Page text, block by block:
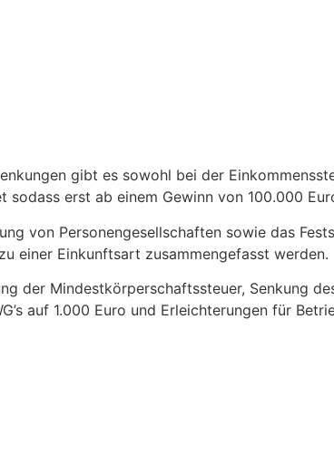
gibt es sowohl bei der
erst ab einem Gewinn von 100.000
von Personengesellschaften sowie das
einer Einkunftsart zusammengefasst werden.
der Mindestkörperschaftssteuer, Senkung
auf 1.000 Euro und Erleichterungen für